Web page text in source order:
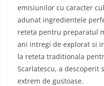
emisiunilor cu caracter
adunat ingredientele
reteta pentru preparatul
ani intregi de explorat si
la reteta traditionala
Scarlatescu, a descoperit
extrem de gustoase.